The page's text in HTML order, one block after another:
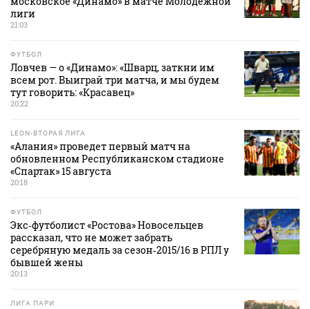
лиги
21:03
ФУТБОЛ
Ловчев — о «Динамо»: «Шварц, заткни им
всем рот. Выиграй три матча, и мы будем
тут говорить: «Красавец»
20:22
LEON-ВТОРАЯ ЛИГА
«Алания» проведет первый матч на
обновленном Республиканском стадионе
«Спартак» 15 августа
20:18
ФУТБОЛ
Экс‑футболист «Ростова» Новосельцев
рассказал, что не может забрать
серебряную медаль за сезон‑2015/16 в РПЛ у
бывшей жены
20:13
ЛИГА ПАРИ